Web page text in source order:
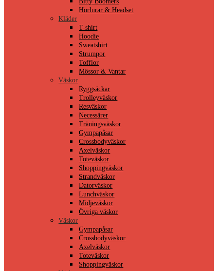
Hörlurar & Headset
Kläder
T-shirt
Hoodie
Sweatshirt
Strumpor
Tofflor
Mössor & Vantar
Väskor
Ryggsäckar
Trolleyväskor
Resväskor
Necessärer
Träningsväskor
Gympapåsar
Crossbodyväskor
Axelväskor
Toteväskor
Shoppingväskor
Strandväskor
Datorväskor
Lunchväskor
Midjeväskor
Övriga väskor
Väskor
Gympapåsar
Crossbodyväskor
Axelväskor
Toteväskor
Shoppingväskor